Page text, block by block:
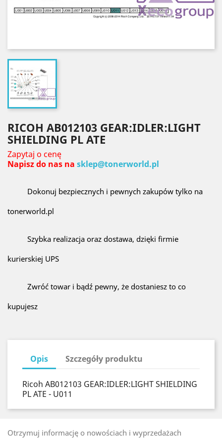
RICOH AB012103 GEAR:IDLER:LIGHT
SHIELDING PL ATE
Zapytaj o cenę
Napisz do nas na sklep@tonerworld.pl
Dokonuj bezpiecznych i pewnych zakupów tylko na
tonerworld.pl
Szybka realizacja oraz dostawa, dzięki firmie
kurierskiej UPS
Zwróć towar i bądź pewny, że dostaniesz to co
kupujesz
Opis Szczegóły produktu
Ricoh AB012103 GEAR:IDLER:LIGHT SHIELDING
PL ATE - U011
Otrzymuj informację o nowościach i wyprzedażach